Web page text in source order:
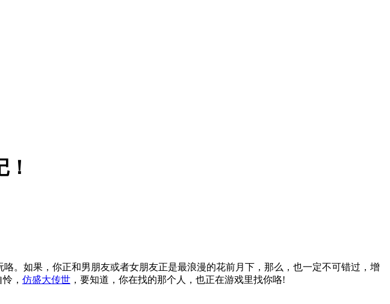
如果，你正和男朋友或者女朋友正是最浪漫的花前月下，那么，也一定不可错过，增
， 仿盛大传世 ，要知道，你在找的那个人，也正在游戏里找你咯!